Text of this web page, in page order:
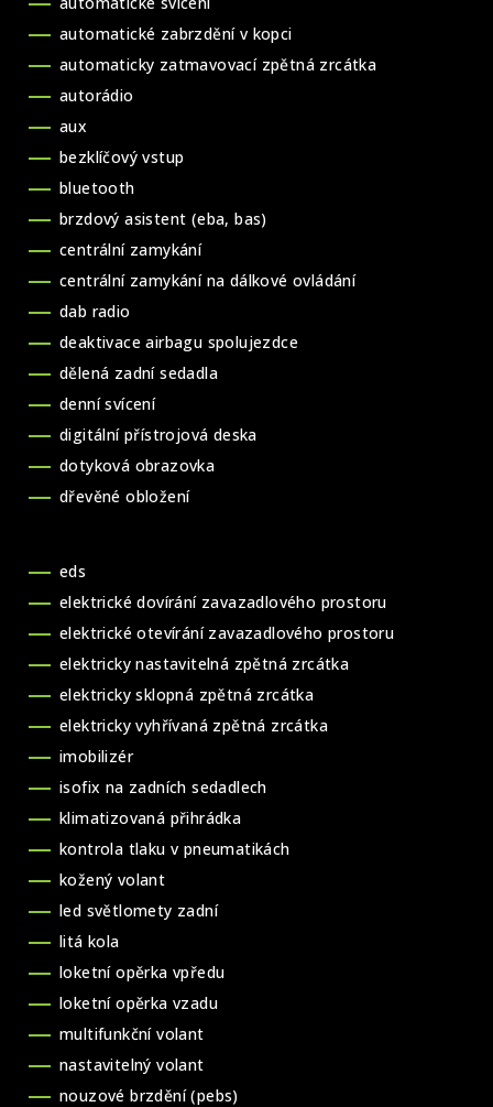
automatické zabrzdění v kopci
automaticky zatmavovací zpětná zrcátka
autorádio
aux
bezklíčový vstup
bluetooth
brzdový asistent (eba, bas)
centrální zamykání
centrální zamykání na dálkové ovládání
dab radio
deaktivace airbagu spolujezdce
dělená zadní sedadla
denní svícení
digitální přístrojová deska
dotyková obrazovka
dřevěné obložení
eds
elektrické dovírání zavazadlového prostoru
elektrické otevírání zavazadlového prostoru
elektricky nastavitelná zpětná zrcátka
elektricky sklopná zpětná zrcátka
elektricky vyhřívaná zpětná zrcátka
imobilizér
isofix na zadních sedadlech
klimatizovaná přihrádka
kontrola tlaku v pneumatikách
kožený volant
led světlomety zadní
litá kola
loketní opěrka vpředu
loketní opěrka vzadu
multifunkční volant
nastavitelný volant
nouzové brzdění (pebs)